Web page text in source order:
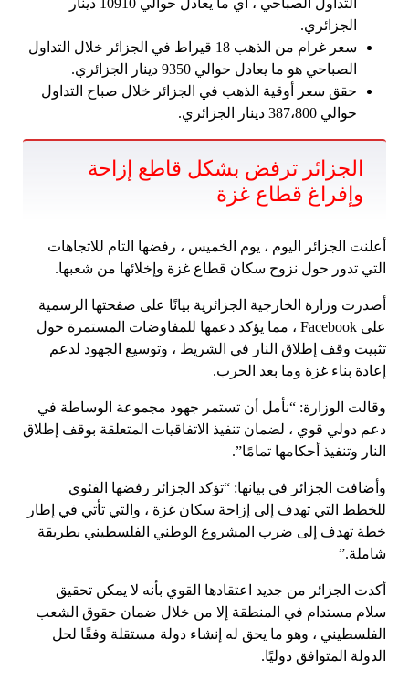
الجزائري.
سعر غرام من الذهب 18 قيراط في الجزائر خلال التداول
الصباحي هو ما يعادل حوالي 9350 دينار الجزائري.
حقق سعر أوقية الذهب في الجزائر خلال صباح التداول
حوالي 387،800 دينار الجزائري.
الجزائر ترفض بشكل قاطع إزاحة
وإفراغ قطاع غزة
أعلنت الجزائر اليوم ، يوم الخميس ، رفضها التام للاتجاهات
التي تدور حول نزوح سكان قطاع غزة وإخلائها من شعبها.
أصدرت وزارة الخارجية الجزائرية بيانًا على صفحتها الرسمية
على Facebook ، مما يؤكد دعمها للمفاوضات المستمرة حول
تثبيت وقف إطلاق النار في الشريط ، وتوسيع الجهود لدعم
إعادة بناء غزة وما بعد الحرب.
وقالت الوزارة: “نأمل أن تستمر جهود مجموعة الوساطة في
دعم دولي قوي ، لضمان تنفيذ الاتفاقيات المتعلقة بوقف إطلاق
النار وتنفيذ أحكامها تمامًا”.
وأضافت الجزائر في بيانها: “تؤكد الجزائر رفضها الفئوي
للخطط التي تهدف إلى إزاحة سكان غزة ، والتي تأتي في إطار
خطة تهدف إلى ضرب المشروع الوطني الفلسطيني بطريقة
شاملة.”
أكدت الجزائر من جديد اعتقادها القوي بأنه لا يمكن تحقيق
سلام مستدام في المنطقة إلا من خلال ضمان حقوق الشعب
الفلسطيني ، وهو ما يحق له إنشاء دولة مستقلة وفقًا لحل
الدولة المتوافق دوليًا.